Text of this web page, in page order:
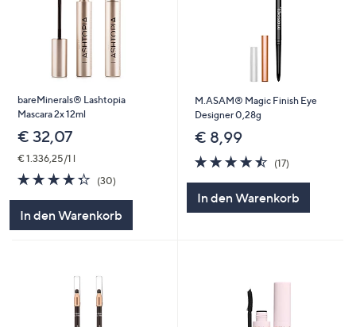
bareMinerals® Lashtopia
Mascara 2x 12ml
€ 32,07
€ 1.336,25/1 l
4.3
von
(30)30
In den Warenkorb
M.ASAM® Magic Finish Eye
Designer 0,28g
€ 8,99
4.5
von
(17)17
In den Warenkorb